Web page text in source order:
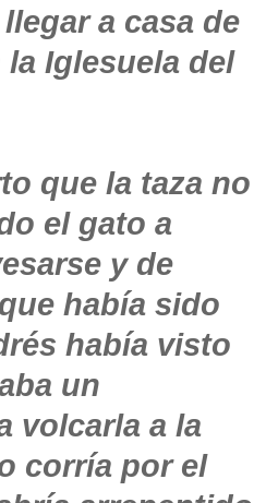
a casa de
Iglesuela del
que la taza no
el gato a
y de
había sido
había visto
un
volcarla a la
corría por el